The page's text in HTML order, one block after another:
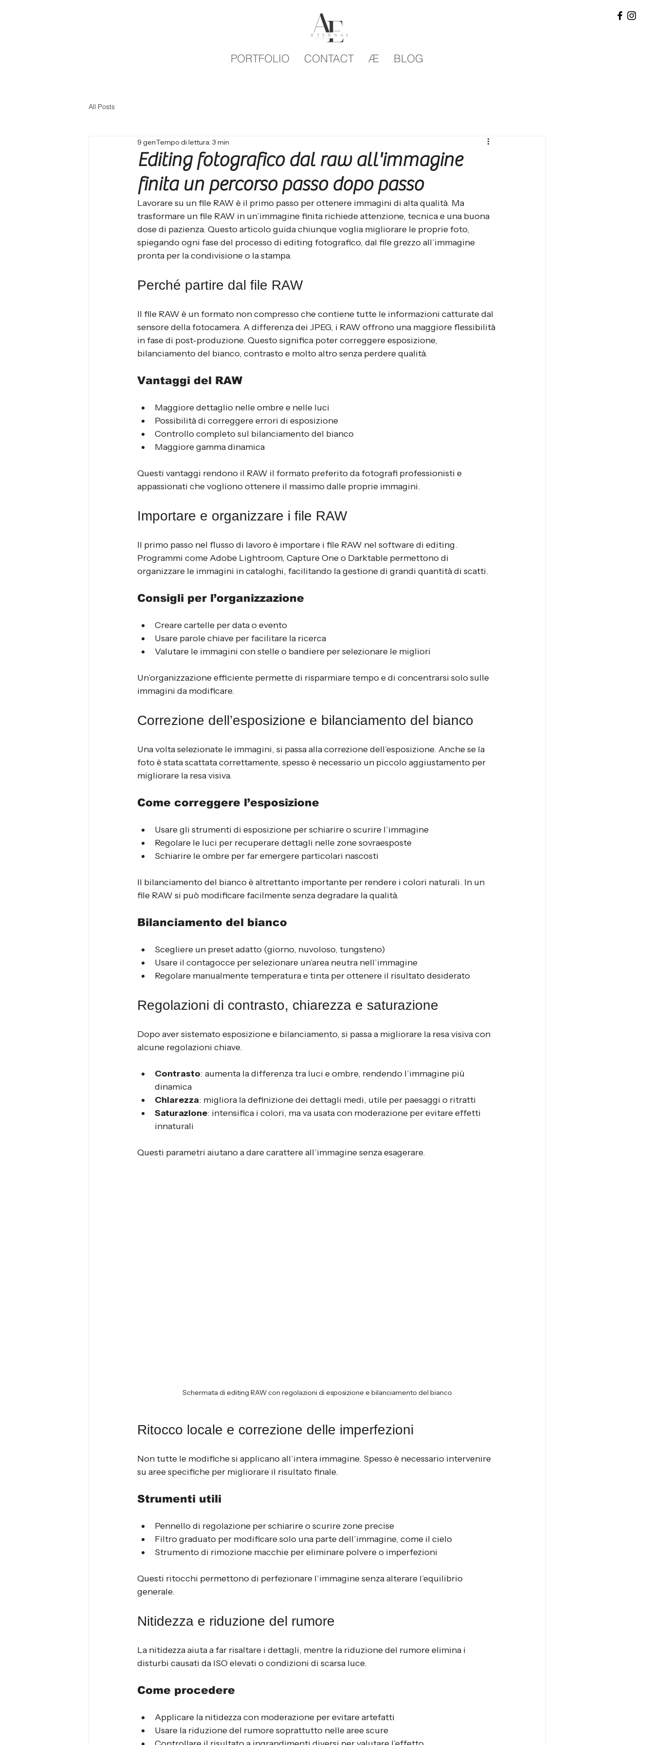
PORTFOLIO CONTACT Æ BLOG
All Posts
Editing fotografico dal raw all'immagine
finita un percorso passo dopo passo
9 genTempo di lettura: 3 min
Lavorare su un file RAW è il primo passo per ottenere immagini di alta qualità. Ma
trasformare un file RAW in un’immagine finita richiede attenzione, tecnica e una buona
dose di pazienza. Questo articolo guida chiunque voglia migliorare le proprie foto,
spiegando ogni fase del processo di editing fotografico, dal file grezzo all’immagine
pronta per la condivisione o la stampa.
Perché partire dal file RAW
Il file RAW è un formato non compresso che contiene tutte le informazioni catturate dal
sensore della fotocamera. A differenza dei JPEG, i RAW offrono una maggiore flessibilità
in fase di post-produzione. Questo significa poter correggere esposizione,
bilanciamento del bianco, contrasto e molto altro senza perdere qualità.
Vantaggi del RAW
Maggiore dettaglio nelle ombre e nelle luci
Possibilità di correggere errori di esposizione
Controllo completo sul bilanciamento del bianco
Maggiore gamma dinamica
Questi vantaggi rendono il RAW il formato preferito da fotografi professionisti e
appassionati che vogliono ottenere il massimo dalle proprie immagini.
Importare e organizzare i file RAW
Il primo passo nel flusso di lavoro è importare i file RAW nel software di editing.
Programmi come Adobe Lightroom, Capture One o Darktable permettono di
organizzare le immagini in cataloghi, facilitando la gestione di grandi quantità di scatti.
Consigli per l’organizzazione
Creare cartelle per data o evento
Usare parole chiave per facilitare la ricerca
Valutare le immagini con stelle o bandiere per selezionare le migliori
Un’organizzazione efficiente permette di risparmiare tempo e di concentrarsi solo sulle
immagini da modificare.
Correzione dell’esposizione e bilanciamento del bianco
Una volta selezionate le immagini, si passa alla correzione dell’esposizione. Anche se la
foto è stata scattata correttamente, spesso è necessario un piccolo aggiustamento per
migliorare la resa visiva.
Come correggere l’esposizione
Usare gli strumenti di esposizione per schiarire o scurire l’immagine
Regolare le luci per recuperare dettagli nelle zone sovraesposte
Schiarire le ombre per far emergere particolari nascosti
Il bilanciamento del bianco è altrettanto importante per rendere i colori naturali. In un
file RAW si può modificare facilmente senza degradare la qualità.
Bilanciamento del bianco
Scegliere un preset adatto (giorno, nuvoloso, tungsteno)
Usare il contagocce per selezionare un’area neutra nell’immagine
Regolare manualmente temperatura e tinta per ottenere il risultato desiderato
Regolazioni di contrasto, chiarezza e saturazione
Dopo aver sistemato esposizione e bilanciamento, si passa a migliorare la resa visiva con
alcune regolazioni chiave.
Contrasto: aumenta la differenza tra luci e ombre, rendendo l’immagine più
dinamica
Chiarezza: migliora la definizione dei dettagli medi, utile per paesaggi o ritratti
Saturazione: intensifica i colori, ma va usata con moderazione per evitare effetti
innaturali
Questi parametri aiutano a dare carattere all’immagine senza esagerare.
Schermata di editing RAW con regolazioni di esposizione e bilanciamento del bianco
Ritocco locale e correzione delle imperfezioni
Non tutte le modifiche si applicano all’intera immagine. Spesso è necessario intervenire
su aree specifiche per migliorare il risultato finale.
Strumenti utili
Pennello di regolazione per schiarire o scurire zone precise
Filtro graduato per modificare solo una parte dell’immagine, come il cielo
Strumento di rimozione macchie per eliminare polvere o imperfezioni
Questi ritocchi permettono di perfezionare l’immagine senza alterare l’equilibrio
generale.
Nitidezza e riduzione del rumore
La nitidezza aiuta a far risaltare i dettagli, mentre la riduzione del rumore elimina i
disturbi causati da ISO elevati o condizioni di scarsa luce.
Come procedere
Applicare la nitidezza con moderazione per evitare artefatti
Usare la riduzione del rumore soprattutto nelle aree scure